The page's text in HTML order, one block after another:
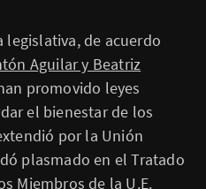
legislativa, de acuerdo
Aguilar y Beatriz
promovido leyes
el bienestar de los
por la Unión
plasmado en el Tratado
Miembros de la U.E.